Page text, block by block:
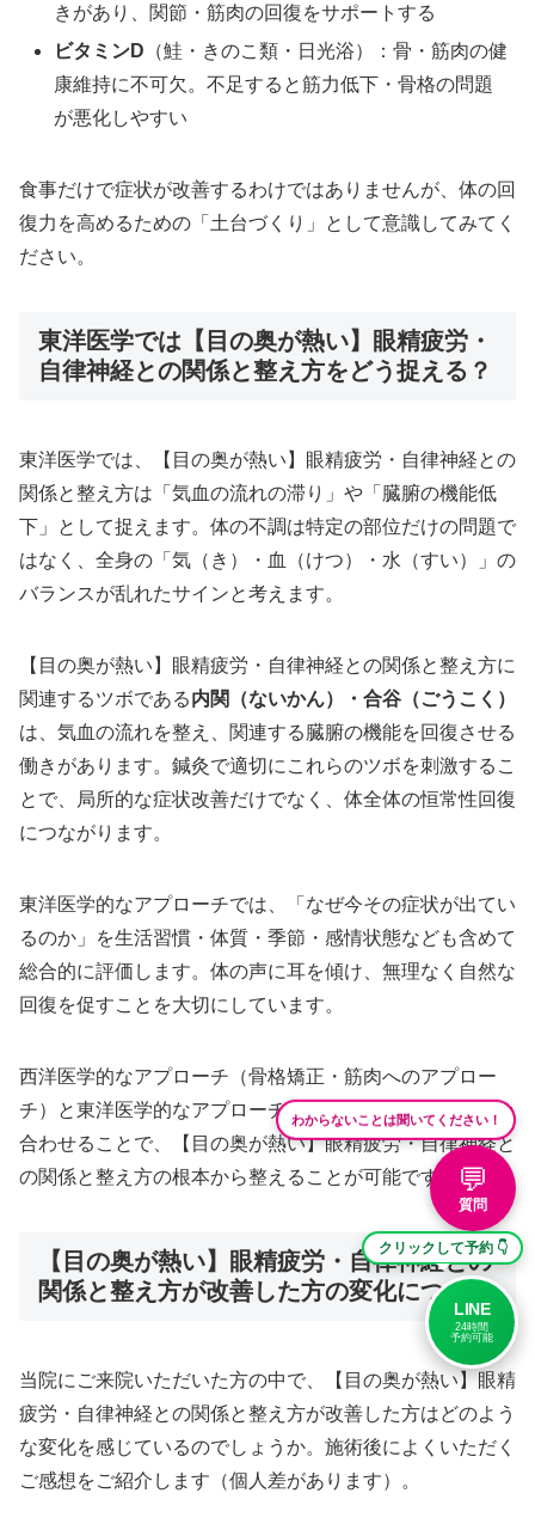
きがあり、関節・筋肉の回復をサポートする
ビタミンD （鮭・きのこ類・日光浴）：骨・筋肉の健
康維持に不可欠。不足すると筋力低下・骨格の問題
が悪化しやすい
食事だけで症状が改善するわけではありませんが、体の回
復力を高めるための「土台づくり」として意識してみてく
ださい。
東洋医学では【目の奥が熱い】眼精疲労・
自律神経との関係と整え方をどう捉える？
東洋医学では、【目の奥が熱い】眼精疲労・自律神経との
関係と整え方は「気血の流れの滞り」や「臓腑の機能低
下」として捉えます。体の不調は特定の部位だけの問題で
はなく、全身の「気（き）・血（けつ）・水（すい）」の
バランスが乱れたサインと考えます。
【目の奥が熱い】眼精疲労・自律神経との関係と整え方に
関連するツボである内関（ないかん）・合谷（ごうこく）
は、気血の流れを整え、関連する臓腑の機能を回復させる
働きがあります。鍼灸で適切にこれらのツボを刺激するこ
とで、局所的な症状改善だけでなく、体全体の恒常性回復
につながります。
東洋医学的なアプローチでは、「なぜ今その症状が出てい
るのか」を生活習慣・体質・季節・感情状態なども含めて
総合的に評価します。体の声に耳を傾け、無理なく自然な
回復を促すことを大切にしています。
西洋医学的なアプローチ（骨格矯正・筋肉へのアプロー
チ）と東洋医学的なアプローチ（鍼灸・経絡理論）を組み
合わせることで、【目の奥が熱い】眼精疲労・自律神経と
の関係と整え方の根本から整えることが可能です。
【目の奥が熱い】眼精疲労・自律神経との
関係と整え方が改善した方の変化について
当院にご来院いただいた方の中で、【目の奥が熱い】眼精
疲労・自律神経との関係と整え方が改善した方はどのよう
な変化を感じているのでしょうか。施術後によくいただく
ご感想をご紹介します（個人差があります）。
わからないことは聞いてください！
💬
質問
クリックして予約 👇
LINE
24時間
予約可能